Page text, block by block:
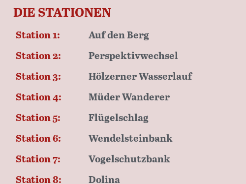
DIE STATIONEN
Station 1:
Station 2:
Station 3:
Station 4:
Station 5:
Station 6:
Station 7:
Station 8:
Auf den Berg
Perspektivwechsel
Hölzerner Wasserlauf
Müder Wanderer
Flügelschlag
Wendelsteinbank
Vogelschutzbank
Dolina